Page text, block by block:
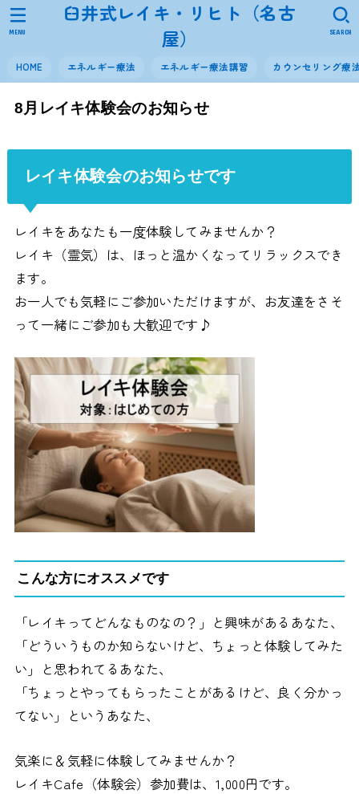
臼井式レイキ・リヒト（名古
屋）
HOME エネルギー療法 エネルギー療法講習 カウンセリング療
SEARCH
MENU
8月レイキ体験会のお知らせ
レイキ体験会のお知らせです
レイキをあなたも一度体験してみませんか？
レイキ（霊気）は、ほっと温かくなってリラックスでき
ます。
お一人でも気軽にご参加いただけますが、お友達をさそ
って一緒にご参加も大歓迎です♪
こんな方にオススメです
「レイキってどんなものなの？」と興味があるあなた、
「どういうものか知らないけど、ちょっと体験してみた
い」と思われてるあなた、
「ちょっとやってもらったことがあるけど、良く分かっ
てない」というあなた、
気楽に＆気軽に体験してみませんか？
レイキCafe（体験会）参加費は、1,000円です。